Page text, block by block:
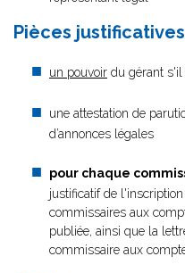
Pièces
un pouvoir du gérant
une attestation de
d’annonces légales
pour chaque
justificatif de
commissaires aux
publiée, ainsi que la
commissaire aux